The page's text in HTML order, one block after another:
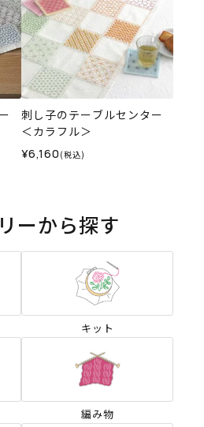
刺し子のテーブルセンター
＜カラフル＞
¥6,160 (税込)
ーから探す
キット
編み物